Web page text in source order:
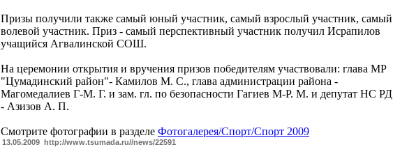
Призы получили также самый юный участник, самый взрослый участник, самый
волевой участник. Приз - самый перспективный участник получил Исрапилов
учащийся Агвалинской СОШ.
На церемонии открытия и вручения призов победителям участвовали: глава МР
"Цумадинский район"- Камилов М. С., глава администрации района -
Магомедалиев Г-М. Г. и зам. гл. по безопасности Гагиев М-Р. М. и депутат НС РД
- Азизов А. П.
Смотрите фотографии в разделе Фотогалерея/Спорт/Спорт 2009
13.05.2009 http://www.tsumada.ru//news/22591